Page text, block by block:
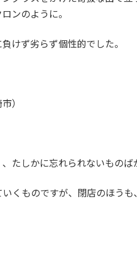
ンのように。
けず劣らず個性的でした。
）
たしかに忘れられないものば
くものですが、閉店のほうも